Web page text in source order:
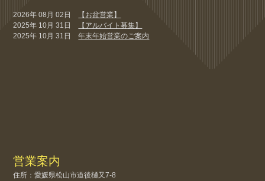
2026年 08月 02日
【お盆営業】
2025年 10月 31日
【アルバイト募集】
2025年 10月 31日年末年始営業のご案内
営業案内
住所：愛媛県松山市道後樋又7-8